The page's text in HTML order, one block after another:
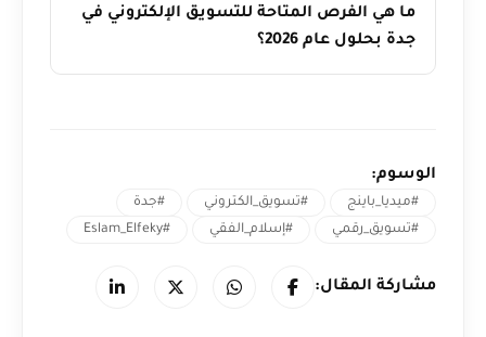
ما هي الفرص المتاحة للتسويق الإلكتروني في
جدة بحلول عام 2026؟
الوسوم:
#ميديا_باينج #تسويق_الكتروني
#جدة
#تسويق_رقمي
#إسلام_الفقي #Eslam_Elfeky
مشاركة المقال: